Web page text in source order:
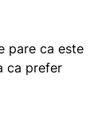
pare ca este
ca prefer